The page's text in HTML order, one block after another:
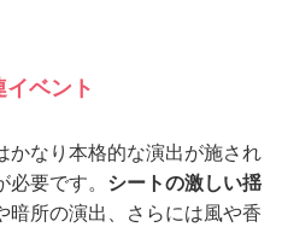
ベント
かなり本格的な演出が施され
要です。 シートの激しい揺
暗所の演出、さらには風や香